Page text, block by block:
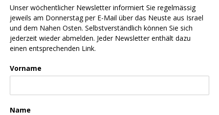
Unser wöchentlicher Newsletter informiert Sie regelmässig
jeweils am Donnerstag per E-Mail über das Neuste aus Israel
und dem Nahen Osten. Selbstverständlich können Sie sich
jederzeit wieder abmelden. Jeder Newsletter enthält dazu
einen entsprechenden Link.
Vorname
Name